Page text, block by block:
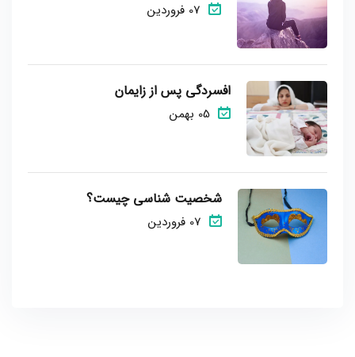
07 فروردین
افسردگی پس از زایمان
05 بهمن
شخصیت شناسی چیست؟
07 فروردین